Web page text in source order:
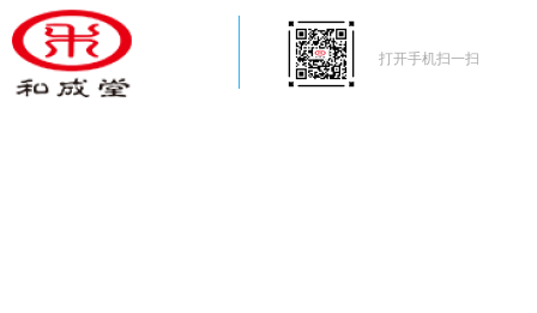
打开手机扫一扫